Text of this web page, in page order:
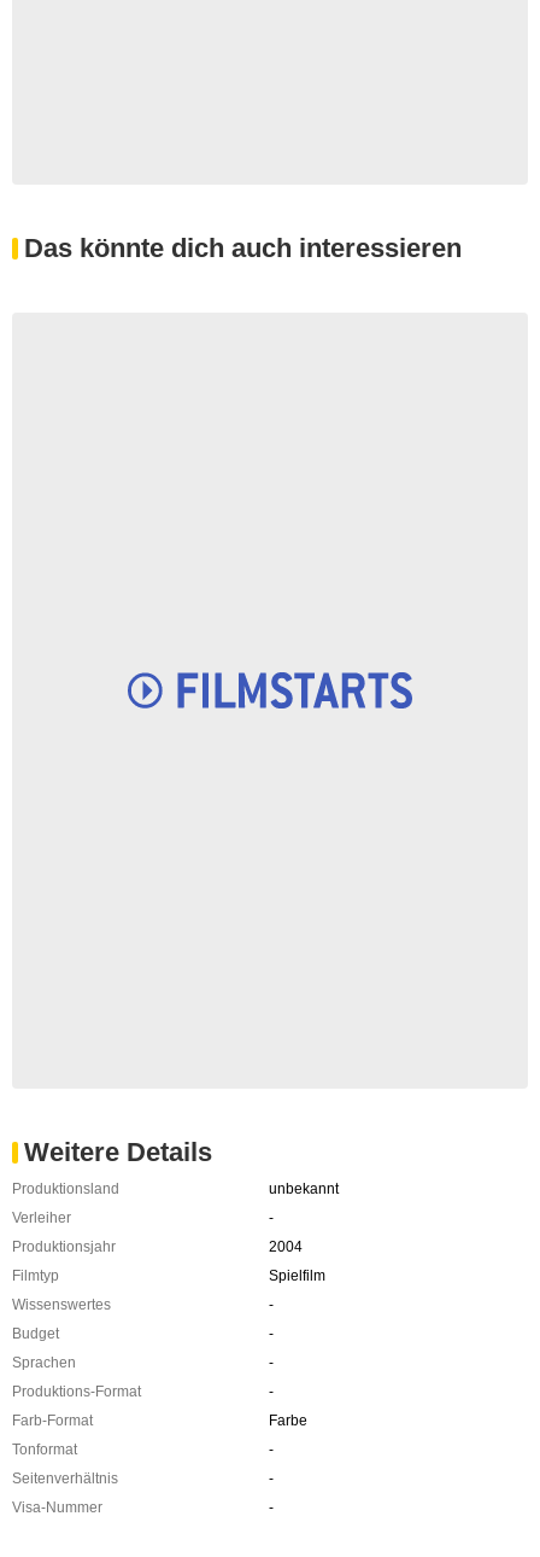
Das könnte dich auch interessieren
Weitere Details
Produktionsland
unbekannt
Verleiher
-
Produktionsjahr
2004
Filmtyp
Spielfilm
Wissenswertes
-
Budget
-
Sprachen
-
Produktions-Format
-
Farb-Format
Farbe
Tonformat
-
Seitenverhältnis
-
Visa-Nummer
-